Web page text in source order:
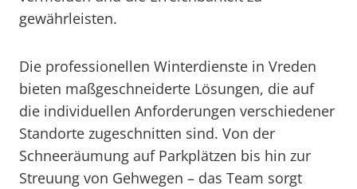
gewährleisten.
Die professionellen Winterdienste in Vreden
bieten maßgeschneiderte Lösungen, die auf
die individuellen Anforderungen verschiedener
Standorte zugeschnitten sind. Von der
Schneeräumung auf Parkplätzen bis hin zur
Streuung von Gehwegen – das Team sorgt